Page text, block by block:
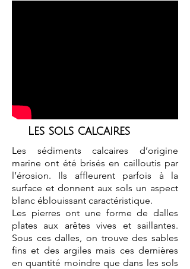
Les sols calcaires
Les sédiments calcaires d’origine
marine ont été brisés en cailloutis par
l’érosion. Ils affleurent parfois à la
surface et donnent aux sols un aspect
blanc éblouissant caractéristique.
Les pierres ont une forme de dalles
plates aux arêtes vives et saillantes.
Sous ces dalles, on trouve des sables
fins et des argiles mais ces dernières
en quantité moindre que dans les sols